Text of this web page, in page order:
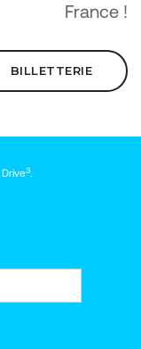
France !
BILLETTERIE
Drive3.